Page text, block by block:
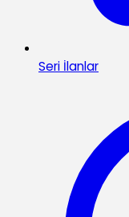
Seri İlanlar